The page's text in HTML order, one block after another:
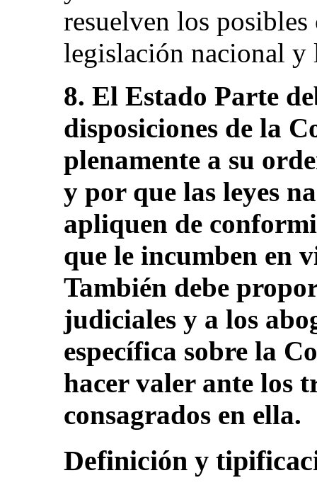
resuelven los
legislación nacional
8. El Estado Parte
disposiciones de la
plenamente a su
y por que las leyes
apliquen de
que le incumben en
También debe
judiciales y a los
específica sobre la
hacer valer ante los
consagrados en ella.
Definición y